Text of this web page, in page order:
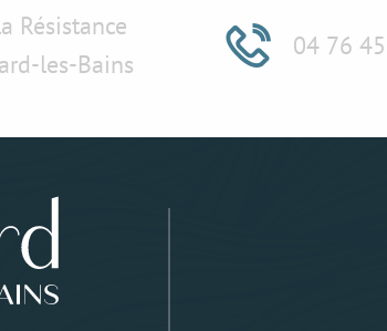
Résistance
les-Bains
04 76